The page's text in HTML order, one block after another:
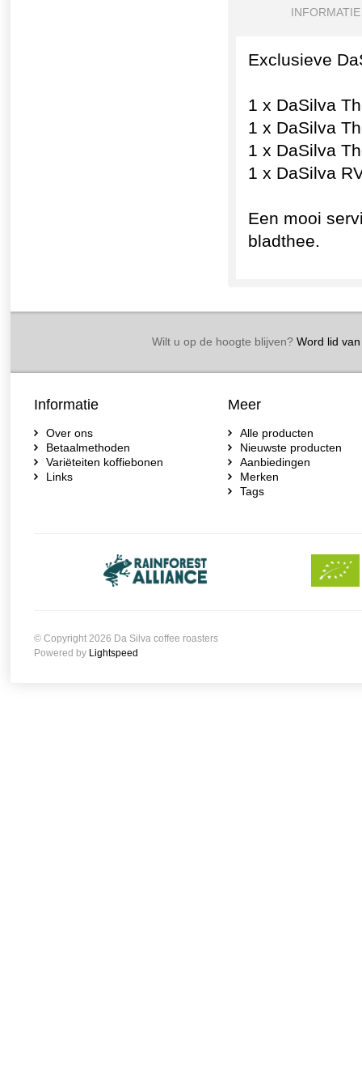
INFORMATIE
Exclusieve
1 x DaSilva
1 x DaSilva
1 x DaSilva
1 x DaSilva
Een mooi
bladthee.
Wilt u op de hoogte blijven?Word lid van
Informatie
Over ons
Betaalmethoden
Variëteiten koffiebonen
Links
Meer
Alle producten
Nieuwste producten
Aanbiedingen
Merken
Tags
© Copyright 2026 Da Silva coffee roasters
Powered by Lightspeed